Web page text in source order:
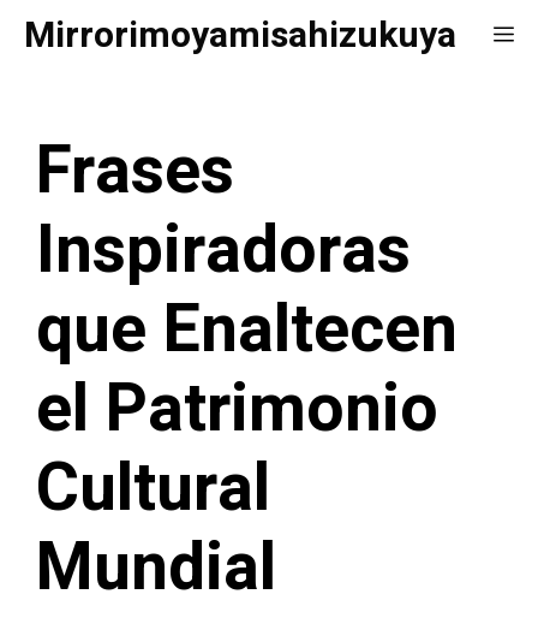
Saltar
Mirrorimoyamisahizukuya
Frases
Inspiradoras
que Enaltecen
el Patrimonio
Cultural
Mundial